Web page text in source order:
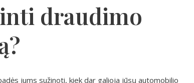
draudimo
jums sužinoti, kiek dar galioja jūsų automobilio